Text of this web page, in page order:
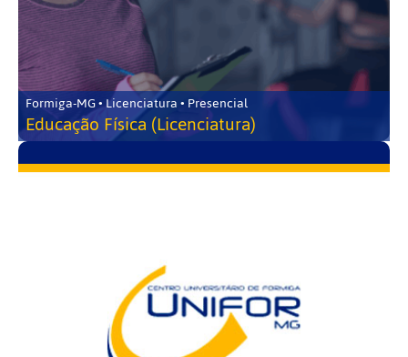
Formiga-MG • Licenciatura • Presencial
Educação Física (Licenciatura)